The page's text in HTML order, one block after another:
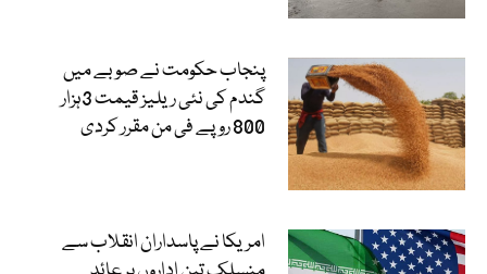
پنجاب حکومت نے صوبے میں
گندم کی نئی ریلیز قیمت 3ہزار
800 روپے فی من مقرر کردی
امریکا نے پاسداران انقلاب سے